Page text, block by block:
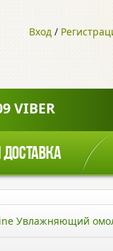
Вход /
VIBER
ДОСТАВКА
Увлажняющий